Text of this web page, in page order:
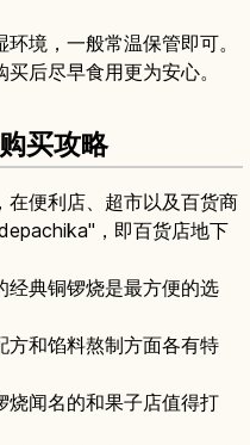
境，一般常温保管即可。
后尽早食用更为安心。
买攻略
在便利店、超市以及百货商
，即百货店地下
经典铜锣烧是最方便的选
方和馅料熬制方面各有特
闻名的和果子店值得打